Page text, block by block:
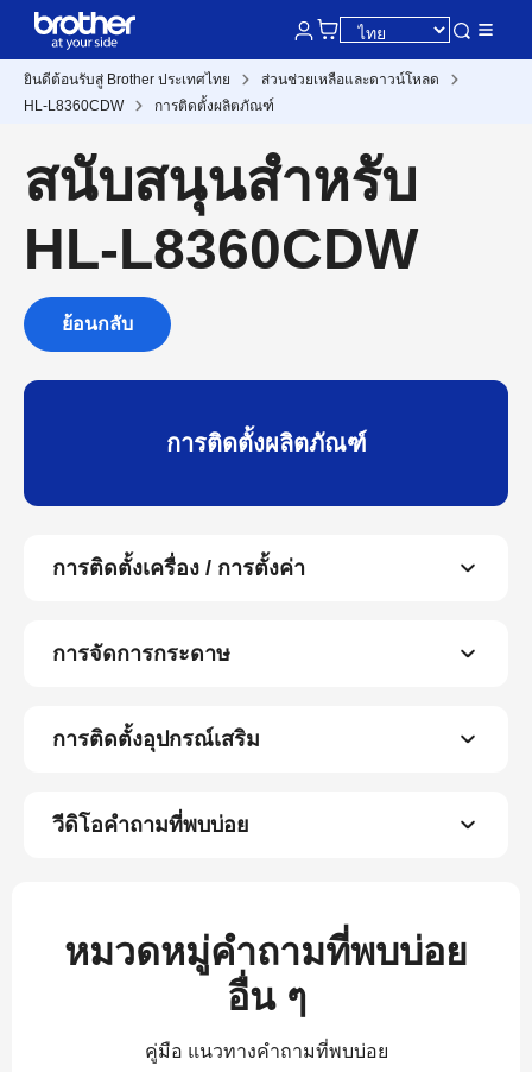
ยินดีต้อนรับสู่ Brother ประเทศไทย
ส่วนช่วยเหลือและดาวน์โหลด
HL-L8360CDW
การติดตั้งผลิตภัณฑ์
สนับสนุนสำหรับ
HL-L8360CDW
ย้อนกลับ
การติดตั้งผลิตภัณฑ์
การติดตั้งเครื่อง / การตั้งค่า
การจัดการกระดาษ
การติดตั้งอุปกรณ์เสริม
วีดิโอคำถามที่พบบ่อย
หมวดหมู่คำถามที่พบบ่อย
อื่น ๆ
คู่มือ แนวทางคำถามที่พบบ่อย